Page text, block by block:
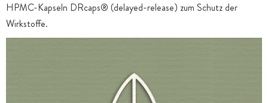
HPMC-Kapseln DRcaps® (delayed-release) zum Schutz der
Wirkstoffe.